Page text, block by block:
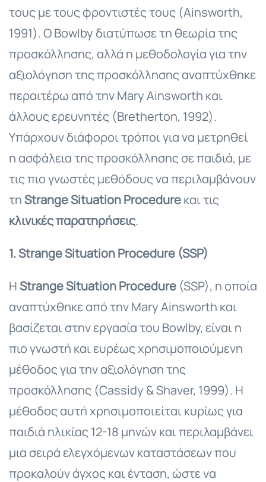
τους με τους φροντιστές τους (Ainsworth,
1991). Ο Bowlby διατύπωσε τη θεωρία της
προσκόλλησης, αλλά η μεθοδολογία για την
αξιολόγηση της προσκόλλησης αναπτύχθηκε
περαιτέρω από την Mary Ainsworth και
άλλους ερευνητές (Bretherton, 1992).
Υπάρχουν διάφοροι τρόποι για να μετρηθεί
η ασφάλεια της προσκόλλησης σε παιδιά, με
τις πιο γνωστές μεθόδους να περιλαμβάνουν
τηStrange Situation Procedureκαι τις
κλινικές παρατηρήσεις.
1. Strange Situation Procedure (SSP)
ΗStrange Situation Procedure (SSP), η οποία
αναπτύχθηκε από την Mary Ainsworth και
βασίζεται στην εργασία του Bowlby, είναι η
πιο γνωστή και ευρέως χρησιμοποιούμενη
μέθοδος για την αξιολόγηση της
προσκόλλησης (Cassidy & Shaver, 1999). Η
μέθοδος αυτή χρησιμοποιείται κυρίως για
παιδιά ηλικίας 12-18 μηνών και περιλαμβάνει
μια σειρά ελεγχόμενων καταστάσεων που
προκαλούν άγχος και ένταση, ώστε να